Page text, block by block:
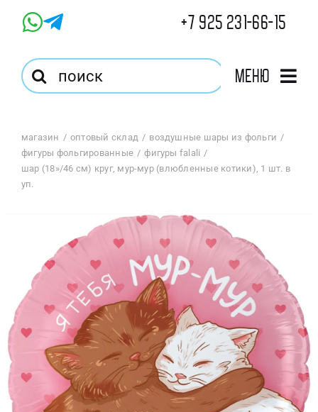
+7 925 231-66-15
Результат
поиска:
Меню
Магазин
Оптовый Магазин
Корзина
Избранное
Доставка
О нас
магазин оптовый склад
воздушные шары из фольги
фигуры фольгированные
фигуры falali
шар (18»/46 см) круг, мур-мур (влюбленные котики), 1 шт. в
уп.